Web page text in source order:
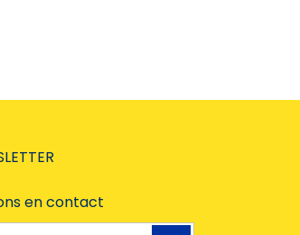
en contact